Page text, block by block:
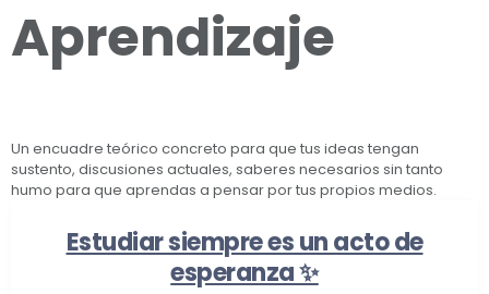
Aprendizaje
Un encuadre teórico concreto para que tus ideas tengan
sustento, discusiones actuales, saberes necesarios sin tanto
humo para que aprendas a pensar por tus propios medios.
Estudiar siempre es un acto de
esperanza ✨